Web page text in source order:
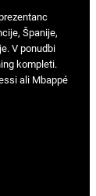
Španije,
V ponudbi
kompleti.
ali Mbappé